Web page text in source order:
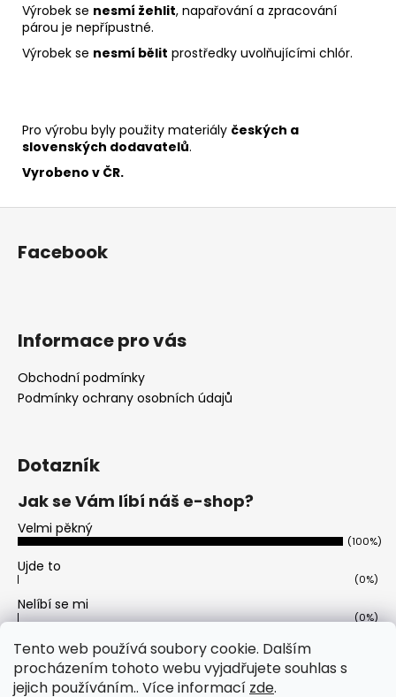
Tento web používá soubory cookie. Dalším
procházením tohoto webu vyjadřujete souhlas s
jejich používáním.. Více informací zde.
Výrobek se nesmí žehlit, napařování a zpracování
párou je nepřípustné.
Výrobek se nesmí bělit prostředky uvolňujícími chlór.
Pro výrobu byly použity materiály českých a
slovenských dodavatelů.
Vyrobeno v ČR.
Z
Facebook
Informace pro vás
Obchodní podmínky
Podmínky ochrany osobních údajů
Dotazník
Jak se Vám líbí náš e-shop?
Velmi pěkný
(100%)
Ujde to
(0%)
Nelíbí se mi
(0%)
Počet hlasů: